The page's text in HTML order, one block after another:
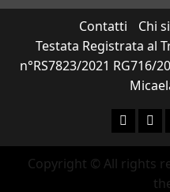
Contatti Chi
Testata Registrata al
n°RS7823/2021 RG716/
Facebook
Copyright © All rights